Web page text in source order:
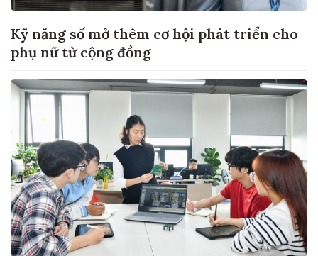
Kỹ năng số mở thêm cơ hội phát triển cho
phụ nữ từ cộng đồng